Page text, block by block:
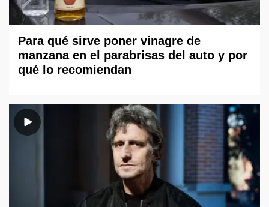
Para qué sirve poner vinagre de
manzana en el parabrisas del auto y por
qué lo recomiendan